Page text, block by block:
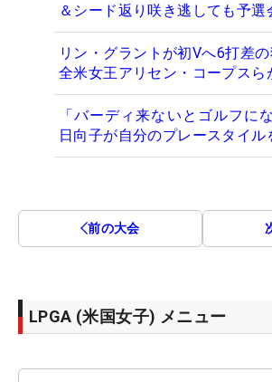
＆シード返り咲き逃しても予選
リン・グラントが初Vへ6打差
全米女王アリセン・コープスら
「バーディ来ないとゴルフ
日向子が自分のプレースタイル
前の大会
LPGA (米国女子) メニュー